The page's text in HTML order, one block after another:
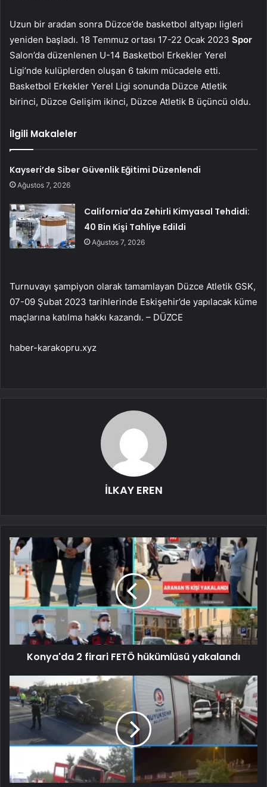
Uzun bir aradan sonra Düzce’de basketbol altyapı ligleri
yeniden başladı. 18 Temmuz ortası 17-22 Ocak 2023 Spor
Salon’da düzenlenen U-14 Basketbol Erkekler Yerel
Ligi’nde kulüplerden oluşan 6 takım mücadele etti.
Basketbol Erkekler Yerel Ligi sonunda Düzce Atletik
birinci, Düzce Gelişim ikinci, Düzce Atletik B üçüncü oldu.
İlgili Makaleler
Kayseri’de Siber Güvenlik Eğitimi Düzenlendi
Ağustos 7, 2026
California’da Zehirli Kimyasal Tehdidi:
40 Bin Kişi Tahliye Edildi
Ağustos 7, 2026
Turnuvayı şampiyon olarak tamamlayan Düzce Atletik GSK,
07-09 Şubat 2023 tarihlerinde Eskişehir’de yapılacak küme
maçlarına katılma hakkı kazandı. – DÜZCE
haber-karakopru.xyz
İLKAY EREN
Konya'da 2 firari FETÖ hükümlüsü yakalandı